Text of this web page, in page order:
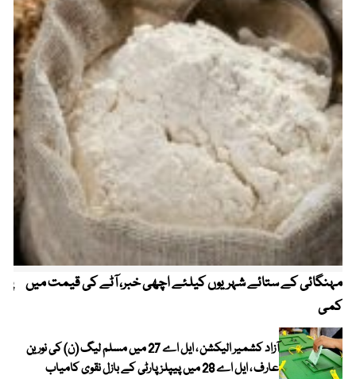
مہنگائی کے ستائے شہریوں کیلئے اچھی خبر، آٹے کی قیمت میں
کمی
آزاد کشمیر الیکشن ، ایل اے 27 میں مسلم لیگ (ن) کی نورین
عارف ، ایل اے 28 میں پیپلز پارٹی کے بازل نقوی کامیاب